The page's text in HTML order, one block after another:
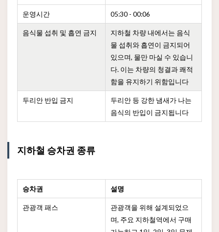
운영시간 05:30 - 00:06
음식물 섭취 및 흡연 금지
지하철 차량 내에서는 음식
물 섭취와 흡연이 금지되어
있으며, 물만 마실 수 있습니
다. 이는 차량의 청결과 쾌적
함을 유지하기 위함입니다
두리안 반입 금지
두리안 등 강한 냄새가 나는
음식의 반입이 금지됩니다
지하철 승차권 종류
승차권 설명
관광객 패스
관광객을 위해 설계되었으
며, 주요 지하철역에서 구매